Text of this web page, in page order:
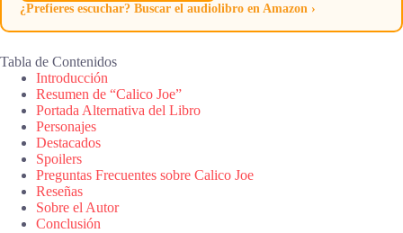
¿Prefieres escuchar? Buscar el audiolibro en Amazon ›
Tabla de Contenidos
Introducción
Resumen de “Calico Joe”
Portada Alternativa del Libro
Personajes
Destacados
Spoilers
Preguntas Frecuentes sobre Calico Joe
Reseñas
Sobre el Autor
Conclusión